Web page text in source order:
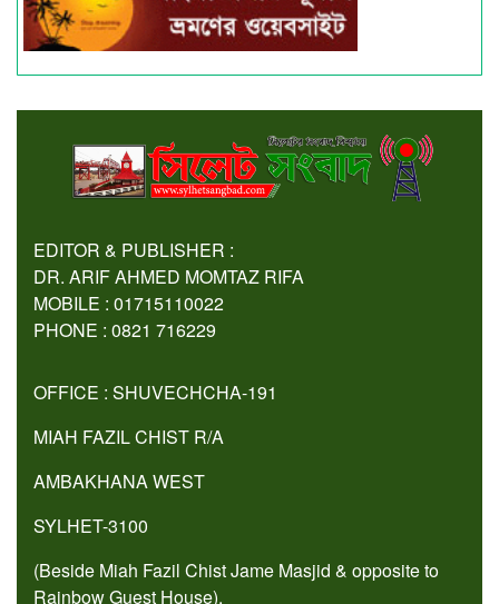
EDITOR & PUBLISHER :
DR. ARIF AHMED MOMTAZ RIFA
MOBILE : 01715110022
PHONE : 0821 716229
OFFICE : SHUVECHCHA-191
MIAH FAZIL CHIST R/A
AMBAKHANA WEST
SYLHET-3100
(Beside Miah Fazil Chist Jame Masjid & opposite to
Rainbow Guest House).